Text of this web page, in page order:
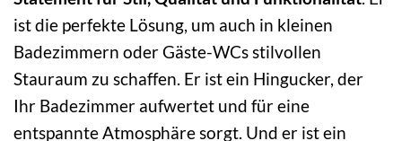
ist die perfekte Lösung, um auch in kleinen
Badezimmern oder Gäste-WCs stilvollen
Stauraum zu schaffen. Er ist ein Hingucker, der
Ihr Badezimmer aufwertet und für eine
entspannte Atmosphäre sorgt. Und er ist ein